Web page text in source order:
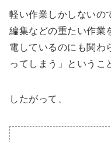
軽い作業しかしないの
編集などの重たい作業
電しているのにも関わ
ってしまう」というこ
したがって、